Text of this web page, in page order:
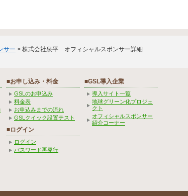
サー > 株式会社泉平 オフィシャルスポンサー詳細
■お申し込み・料金
GSLのお申込み
料金表
お申込みまでの流れ
GSLクイック設置テスト
■ログイン
ログイン
パスワード再発行
■GSL導入企業
導入サイト一覧
地球グリーン化プロジェ
クト
オフィシャルスポンサー
紹介コーナー